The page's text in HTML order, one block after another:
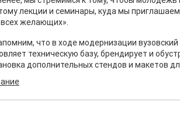
лекции и семинары, куда мы
желающих».
что в ходе модернизации
техническую базу, брендирует и
дополнительных стендов и макетов